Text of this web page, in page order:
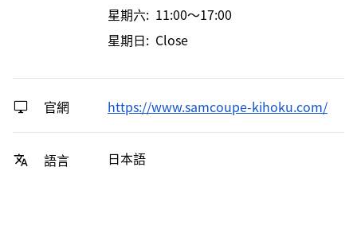
星期六: 11:00～17:00
星期日: Close
官網 https://www.samcoupe-kihoku.com/
語言 日本語